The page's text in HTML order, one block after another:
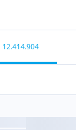
12.414.904